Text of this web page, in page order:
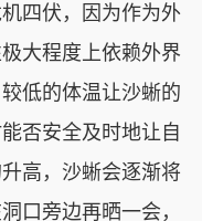
四伏，因为作为外
大程度上依赖外界
低的体温让沙蜥的
否安全及时地让自
高，沙蜥会逐渐将
口旁边再晒一会，